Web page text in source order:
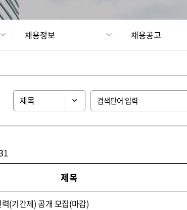
채용정보 채용공고
제목
(기간제) 공개 모집(마감)